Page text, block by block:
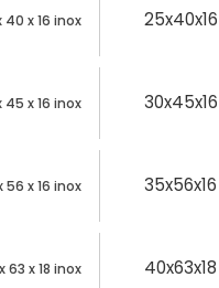
x 16 inox 25x40x16
x 16 inox 30x45x16
x 16 inox 35x56x16
x 18 inox 40x63x18